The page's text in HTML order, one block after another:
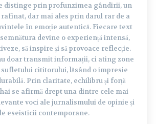
distinge prin profunzimea gândirii, un
dar mai ales prin darul rar de a
în emoție autentică. Fiecare text
devine o experiență intensă,
să inspire și să provoace reflecție.
doar transmit informații, ci ating zone
cititorului, lăsând o impresie
Prin claritate, echilibru și forță
se afirmă drept una dintre cele mai
voci ale jurnalismului de opinie și
eseisticii contemporane.